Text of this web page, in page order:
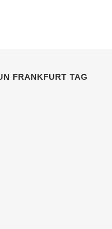
FRANKFURT TAG